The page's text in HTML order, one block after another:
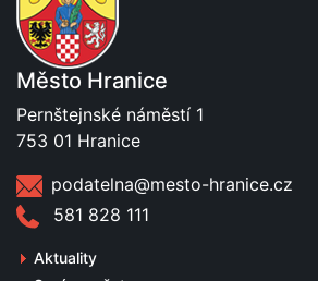
Město Hranice
Pernštejnské náměstí 1
753 01 Hranice
podatelna@mesto-hranice.cz
581 828 111
Aktuality